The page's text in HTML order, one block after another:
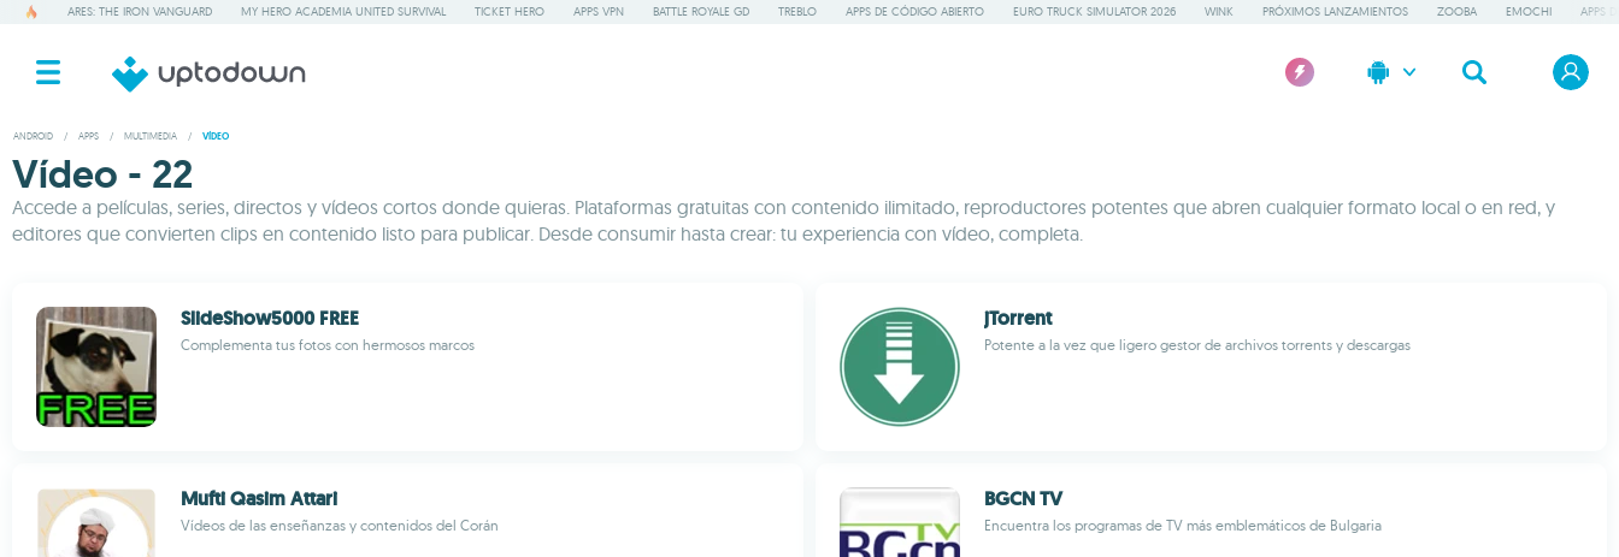
ARES: THE IRON VANGUARD MY HERO ACADEMIA UNITED SURVIVAL TICKET HERO APPS VPN BATTLE ROYALE GD TREBLO APPS DE CÓDIGO ABIERTO EURO TRUCK SIMULATOR 2026 WINK PRÓXIMOS LANZAMIENTOS ZOOBA EMOCHI APPS
ANDROID / APPS / MULTIMEDIA / VÍDEO
Vídeo - 22
Accede a películas, series, directos y vídeos cortos donde quieras. Plataformas gratuitas con contenido ilimitado, reproductores potentes que abren cualquier formato local o en red, y
editores que convierten clips en contenido listo para publicar. Desde consumir hasta crear: tu experiencia con vídeo, completa.
SlideShow5000 FREE
Complementa tus fotos con hermosos marcos
jTorrent
Potente a la vez que ligero gestor de archivos torrents y descargas
Mufti Qasim Attari
Vídeos de las enseñanzas y contenidos del Corán
BGCN TV
Encuentra los programas de TV más emblemáticos de Bulgaria